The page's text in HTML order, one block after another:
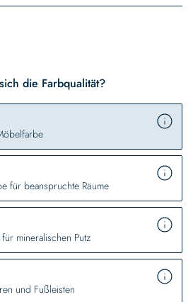
die Farbqualität?
für beanspruchte Räume
mineralischen Putz
und Fußleisten